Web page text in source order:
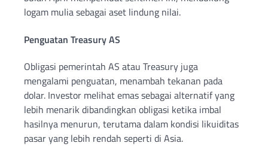
logam mulia sebagai aset lindung nilai.
Penguatan Treasury AS
Obligasi pemerintah AS atau Treasury juga
mengalami penguatan, menambah tekanan pada
dolar. Investor melihat emas sebagai alternatif yang
lebih menarik dibandingkan obligasi ketika imbal
hasilnya menurun, terutama dalam kondisi likuiditas
pasar yang lebih rendah seperti di Asia.